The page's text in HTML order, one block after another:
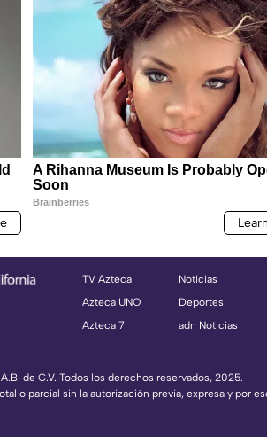
TV Azteca
Azteca UNO
Azteca 7
Noticias
Deportes
adn Noticias
de C.V. Todos los derechos reservados, 2025.
o parcial sin la autorización previa, expresa y por